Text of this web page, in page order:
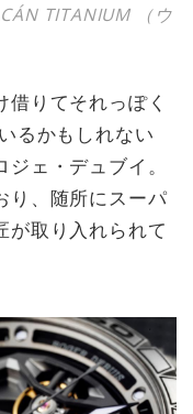
TITANIUM （ウ
りてそれっぽく
るかもしれない
ェ・デュブイ。
り、随所にスーパ
が取り入れられて